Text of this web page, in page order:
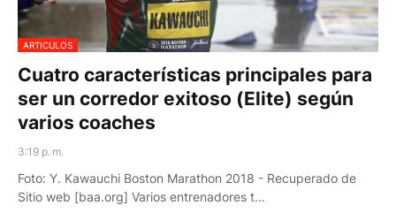
ARTICULOS
Cuatro características principales para
ser un corredor exitoso (Elite) según
varios coaches
3:19 p. m.
Foto: Y. Kawauchi Boston Marathon 2018 - Recuperado de
Sitio web [baa.org] Varios entrenadores t…